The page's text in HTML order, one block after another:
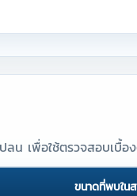
ลน เพื่อใช้ตรวจสอบเบื้
ขนาดที่พบใน